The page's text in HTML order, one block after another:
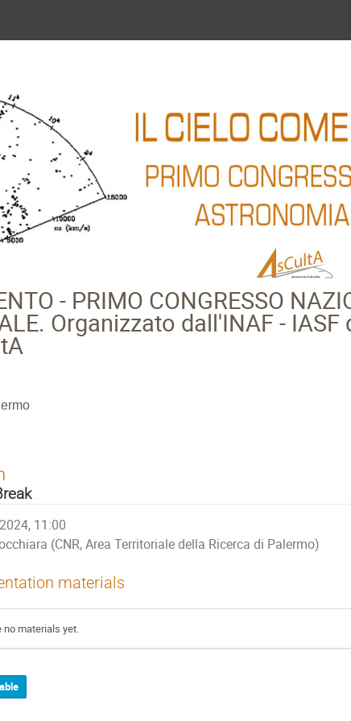
- PRIMO CONGRESSO
Organizzato dall'INAF -
11:00
(CNR, Area Territoriale della Ricerca di Palermo)
materials
no materials yet.